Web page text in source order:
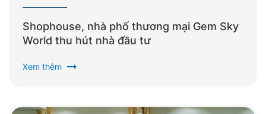
Shophouse, nhà phố thương mại Gem Sky
World thu hút nhà đầu tư
Xem thêm arrow_right_alt